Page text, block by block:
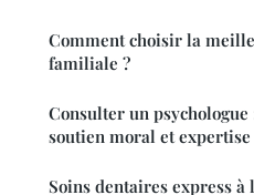
Comment choisir la
familiale ?
Consulter un
soutien moral et
Soins dentaires express